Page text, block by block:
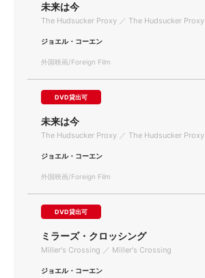
未来は今
The Hudsucker Proxy ／ The Hudsucker Proxy
ジョエル・コーエン
外国映画/Foreign Film
DVD貸出可
未来は今
The Hudsucker Proxy ／ The Hudsucker Proxy
ジョエル・コーエン
外国映画/Foreign Film
DVD貸出可
ミラーズ・クロッシング
Miller's Crossing ／ Miller's Crossing
ジョエル・コーエン